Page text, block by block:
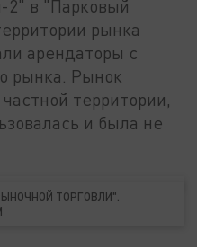
2" в "Парковый
рынка
арендаторы с
рынка. Рынок
территории,
и была не
ТОРГОВЛИ".